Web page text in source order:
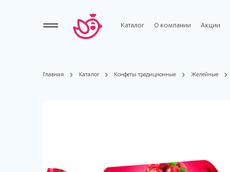
Каталог О компании Акции
Главная Каталог Конфеты традиционные Желейные